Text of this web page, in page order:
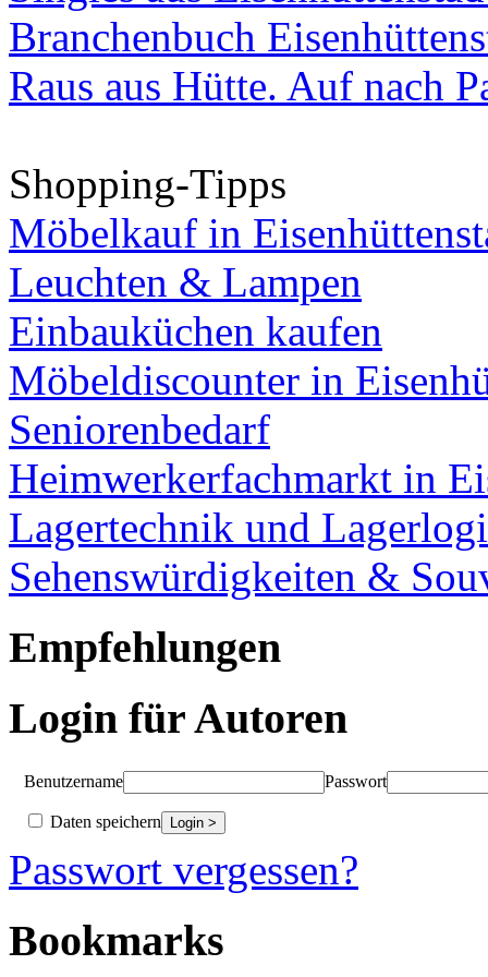
Branchenbuch
Raus aus Hütte. Auf nach
Shopping-Tipps
Möbelkauf in
Leuchten & Lampen
Einbauküchen kaufen
Möbeldiscounter in
Seniorenbedarf
Heimwerkerfachmarkt in
Lagertechnik und
Sehenswürdigkeiten &
Empfehlungen
Login für Autoren
Benutzername Passwort
Daten speichern
Passwort vergessen?
Bookmarks